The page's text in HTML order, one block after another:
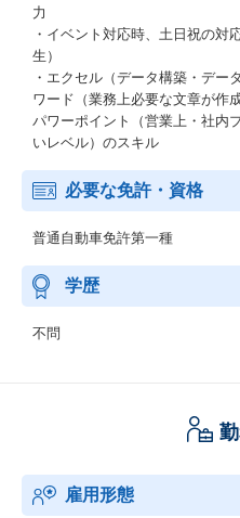
力
・イベント対応時、土日祝の対
生）
・エクセル（データ構築・デー
ワード（業務上必要な文章が作
パワーポイント（営業上・社内
いレベル）のスキル
必要な免許・資格
普通自動車免許第一種
学歴
不問
雇用形態